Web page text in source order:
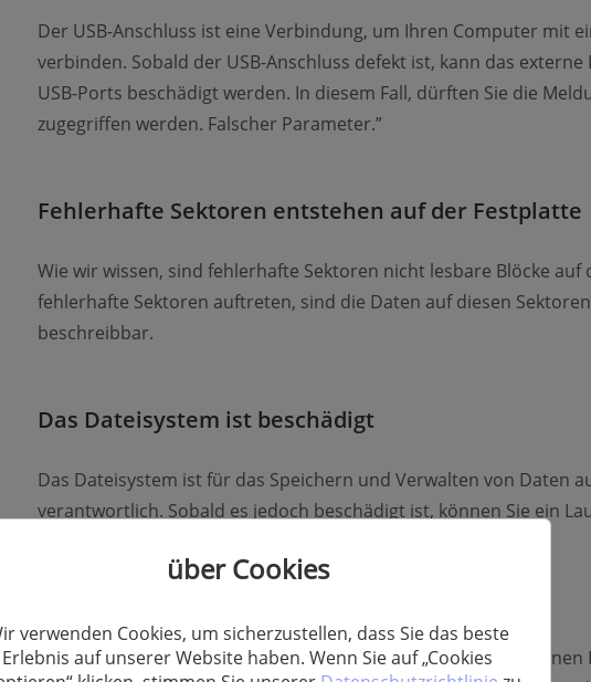
Der USB-Anschluss ist eine Verbindung, um Ihren Computer mit
verbinden. Sobald der USB-Anschluss defekt ist, kann das
USB-Ports beschädigt werden. In diesem Fall, dürften Sie die
zugegriffen werden. Falscher Parameter.”
Fehlerhafte Sektoren entstehen auf der Festplatte
Wie wir wissen, sind fehlerhafte Sektoren nicht lesbare Blöcke auf
fehlerhafte Sektoren auftreten, sind die Daten auf diesen
beschreibbar.
Das Dateisystem ist beschädigt
Das Dateisystem ist für das Speichern und Verwalten von Daten
verantwortlich. Sobald es jedoch beschädigt ist, können Sie ein
Viren und Malware können erhebliche Schäden an einer
über Cookies
verwenden Cookies, um sicherzustellen, dass Sie das beste
Erlebnis auf unserer Website haben. Wenn Sie auf „Cookies